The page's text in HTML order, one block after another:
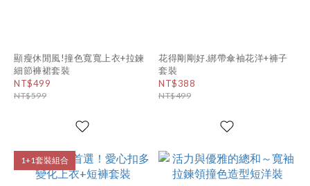
顯瘦休閒風!撞色寬寬上衣+拉鍊
細節褲裙套裝
NT$499
NT$599
花得剛剛好.綁帶傘袖花洋+褲子
套裝
NT$388
NT$499
1+1套裝組合